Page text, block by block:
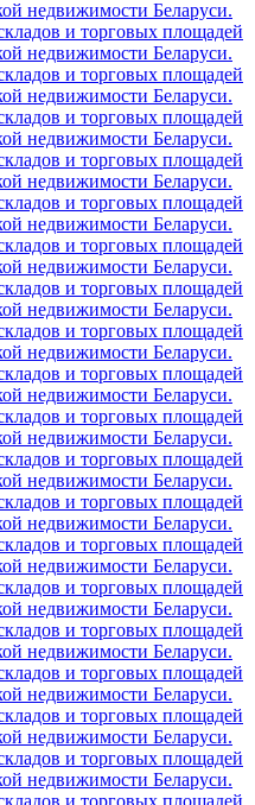
недвижимости Беларуси.
и торговых площадей
недвижимости Беларуси.
и торговых площадей
недвижимости Беларуси.
и торговых площадей
недвижимости Беларуси.
и торговых площадей
недвижимости Беларуси.
и торговых площадей
недвижимости Беларуси.
и торговых площадей
недвижимости Беларуси.
и торговых площадей
недвижимости Беларуси.
и торговых площадей
недвижимости Беларуси.
и торговых площадей
недвижимости Беларуси.
и торговых площадей
недвижимости Беларуси.
и торговых площадей
недвижимости Беларуси.
и торговых площадей
недвижимости Беларуси.
и торговых площадей
недвижимости Беларуси.
и торговых площадей
недвижимости Беларуси.
и торговых площадей
недвижимости Беларуси.
и торговых площадей
недвижимости Беларуси.
и торговых площадей
недвижимости Беларуси.
и торговых площадей
недвижимости Беларуси.
и торговых площадей